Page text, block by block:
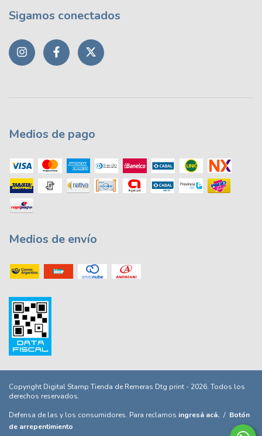
Sigamos conectados
Medios de pago
Medios de envío
Copyright Digital Stamp Tienda de Remeras Dtg print - 2026. Todos los
derechos reservados.
Defensa de las y los consumidores. Para reclamos ingresá acá. / Botón
de arrepentimiento